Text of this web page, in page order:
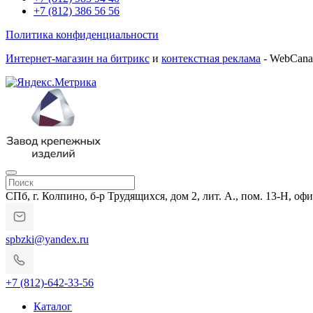
+7 (812) 386 56 56
Политика конфиденциальности
Интернет-магазин на битрикс и контекстная реклама -
СПб, г. Колпино, б-р Трудящихся, дом 2, лит. А., пом. 13-Н,
spbzki@yandex.ru
+7 (812)-642-33-56
Каталог